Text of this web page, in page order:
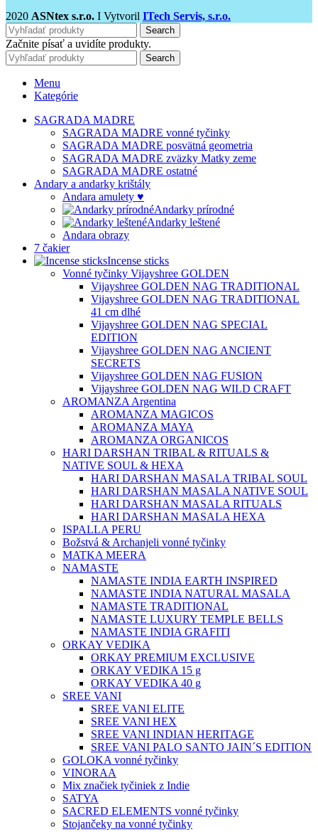
2020 ASNtex s.r.o. I Vytvoril ITech Servis, s.r.o.
Search
Začnite písať a uvidíte produkty.
Search
Menu
Kategórie
SAGRADA MADRE
SAGRADA MADRE vonné tyčinky
SAGRADA MADRE posvätná geometria
SAGRADA MADRE zväzky Matky zeme
SAGRADA MADRE ostatné
Andary a andarky krištály
Andara amulety ♥
Andarky prírodné
Andarky leštené
Andara obrazy
7 čakier
Incense sticks
Vonné tyčinky Vijayshree GOLDEN
Vijayshree GOLDEN NAG TRADITIONAL
Vijayshree GOLDEN NAG TRADITIONAL
41 cm dlhé
Vijayshree GOLDEN NAG SPECIAL
EDITION
Vijayshree GOLDEN NAG ANCIENT
SECRETS
Vijayshree GOLDEN NAG FUSION
Vijayshree GOLDEN NAG WILD CRAFT
AROMANZA Argentina
AROMANZA MAGICOS
AROMANZA MAYA
AROMANZA ORGANICOS
HARI DARSHAN TRIBAL & RITUALS &
NATIVE SOUL & HEXA
HARI DARSHAN MASALA TRIBAL SOUL
HARI DARSHAN MASALA NATIVE SOUL
HARI DARSHAN MASALA RITUALS
HARI DARSHAN MASALA HEXA
ISPALLA PERU
Božstvá & Archanjeli vonné tyčinky
MATKA MEERA
NAMASTE
NAMASTE INDIA EARTH INSPIRED
NAMASTE INDIA NATURAL MASALA
NAMASTE TRADITIONAL
NAMASTE LUXURY TEMPLE BELLS
NAMASTE INDIA GRAFITI
ORKAY VEDIKA
ORKAY PREMIUM EXCLUSIVE
ORKAY VEDIKA 15 g
ORKAY VEDIKA 40 g
SREE VANI
SREE VANI ELITE
SREE VANI HEX
SREE VANI INDIAN HERITAGE
SREE VANI PALO SANTO JAIN´S EDITION
GOLOKA vonné tyčinky
VINORAA
Mix značiek tyčiniek z Indie
SATYA
SACRED ELEMENTS vonné tyčinky
Stojančeky na vonné tyčinky